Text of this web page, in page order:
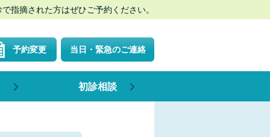
指摘された方はぜひご予約ください。
予約変更 当日・緊急のご連絡
初診相談